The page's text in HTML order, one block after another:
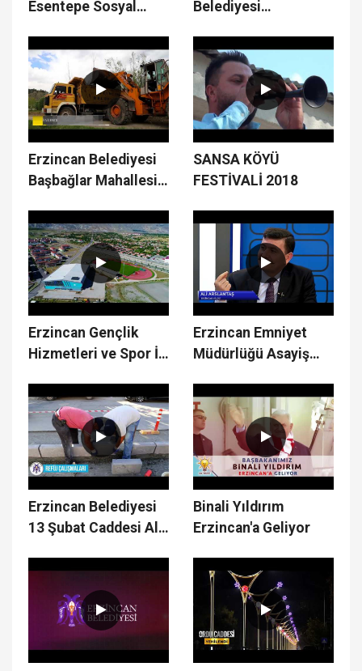
Esentepe Sosyal
Belediyesi
Erzincan Belediyesi
Başbağlar Mahallesi
SANSA KÖYÜ
FESTİVALİ 2018
Erzincan Gençlik
Hizmetleri ve Spor İl
Spor Salonu
Erzincan Emniyet
Müdürlüğü Asayiş
Türkiye 1.si
Erzincan Belediyesi
13 Şubat Caddesi Alt
Çalışmaları
Binali Yıldırım
Erzincan'a Geliyor